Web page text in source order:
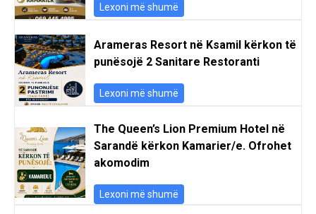
Lexoni më shumë
Arameras Resort në Ksamil kërkon të
punësojë 2 Sanitare Restoranti
Lexoni më shumë
The Queen’s Lion Premium Hotel në
Sarandë kërkon Kamarier/e. Ofrohet
akomodim
Lexoni më shumë